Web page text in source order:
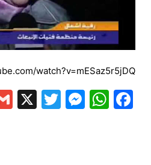
watch?v=mESaz5r5jDQ
Facebook
X